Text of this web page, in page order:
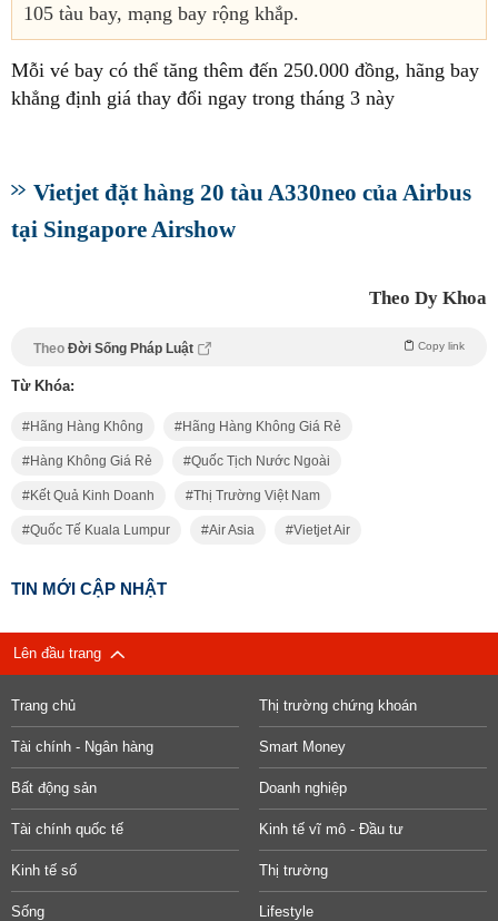
105 tàu bay, mạng bay rộng khắp.
Mỗi vé bay có thể tăng thêm đến 250.000 đồng, hãng bay
khẳng định giá thay đổi ngay trong tháng 3 này
Vietjet đặt hàng 20 tàu A330neo của Airbus
tại Singapore Airshow
Theo Dy Khoa
Theo Đời Sống Pháp Luật Copy link
Từ Khóa:
Hãng Hàng Không Hãng Hàng Không Giá Rẻ
Hàng Không Giá Rẻ Quốc Tịch Nước Ngoài
Kết Quả Kinh Doanh Thị Trường Việt Nam
Quốc Tế Kuala Lumpur Air Asia Vietjet Air
TIN MỚI CẬP NHẬT
Lên đầu trang
Trang chủ Thị trường chứng khoán
Tài chính - Ngân hàng Smart Money
Bất động sản Doanh nghiệp
Tài chính quốc tế Kinh tế vĩ mô - Đầu tư
Kinh tế số Thị trường
Sống Lifestyle